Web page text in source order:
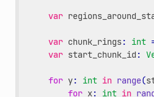
var
var chunk_rings: int
var start_chunk_id :
for y: int in range(
for x: int in